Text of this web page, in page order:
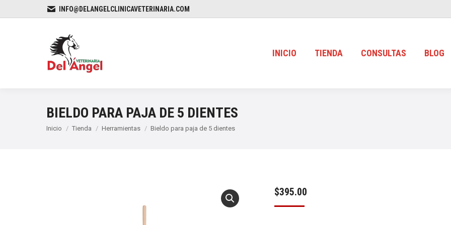
INFO@DELANGELCLINICAVETERINARIA.COM
INICIO TIENDA CONSULTAS BLOG
BIELDO PARA PAJA DE 5 DIENTES
Estás aquí:
Inicio Tienda Herramientas Bieldo para paja de 5 dientes
$395.00